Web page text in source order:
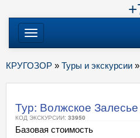
Меню
КРУГОЗОР » Туры и экскурсии »
Тур: Волжское Залесье
КОД ЭКСКУРСИИ: 33950
Базовая стоимость